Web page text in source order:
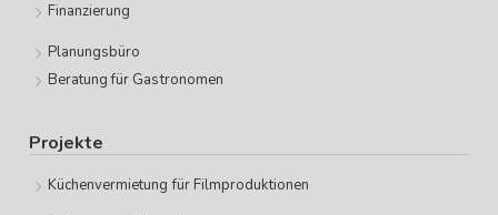
Finanzierung
Planungsbüro
Beratung für Gastronomen
Projekte
Küchenvermietung für Filmproduktionen